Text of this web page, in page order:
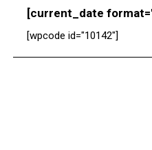
[current_date
[wpcode id="10142"]